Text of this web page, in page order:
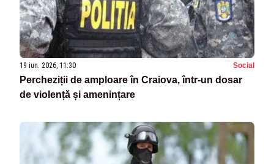
19 iun. 2026, 11:30 Social
Percheziții de amploare în Craiova, într-un dosar
de violență și amenințare